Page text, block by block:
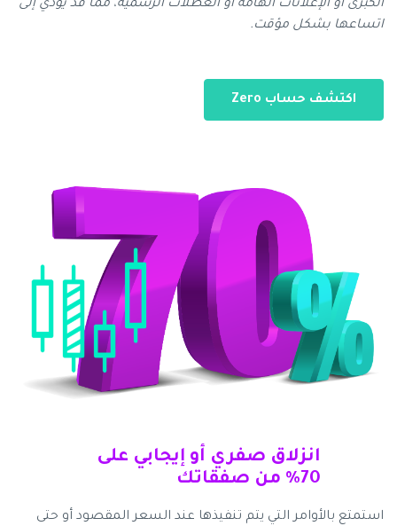
الكبرى أو الإعلانات الهامة أو العطلات الرسمية، مما قد يؤدي إلى
اتساعها بشكل مؤقت.
اكتشف حساب Zero
انزلاق صفري أو إيجابي على
70٪ من صفقاتك
استمتع بالأوامر التي يتم تنفيذها عند السعر المقصود أو حتى